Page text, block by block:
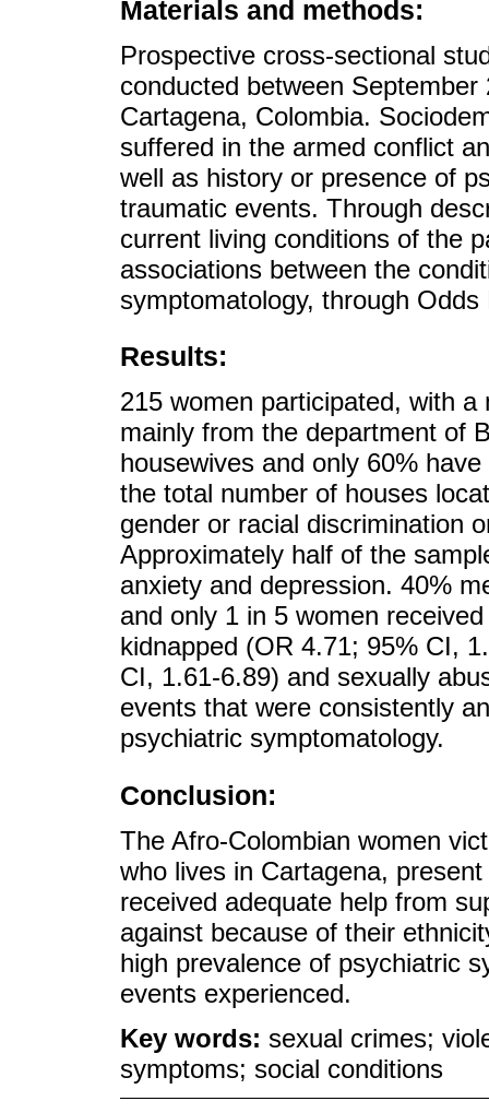
Materials and methods:
Prospective cross-sectional
conducted between
Cartagena, Colombia.
suffered in the armed conflict
well as history or presence of
traumatic events. Through
current living conditions of the
associations between the
symptomatology, through
Results:
215 women participated, with
mainly from the department of
housewives and only 60%
the total number of houses
gender or racial discrimination
Approximately half of the
anxiety and depression. 40%
and only 1 in 5 women
kidnapped (OR 4.71; 95% CI,
CI, 1.61-6.89) and sexually
events that were consistently
psychiatric symptomatology.
Conclusion:
The Afro-Colombian women
who lives in Cartagena,
received adequate help from
against because of their
high prevalence of psychiatric
events experienced.
Key words: sexual crimes;
symptoms; social conditions